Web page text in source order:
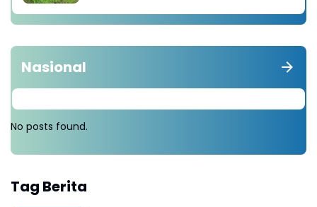
Nasional
No posts found.
Tag Berita